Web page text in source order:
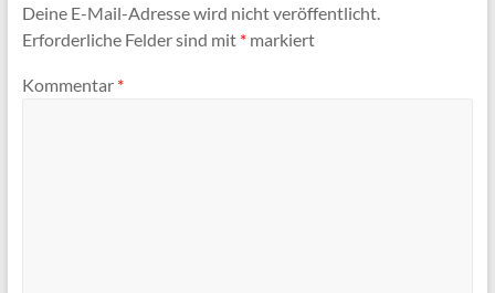
Deine E-Mail-Adresse wird nicht veröffentlicht.
Erforderliche Felder sind mit *markiert
Kommentar *